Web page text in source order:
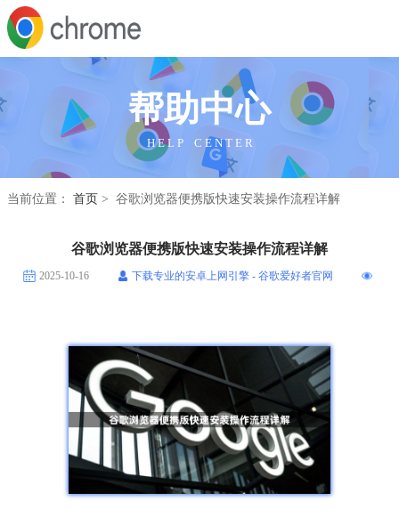
帮助中心
H E L P C E N T E R
当前位置： 首页 > 谷歌浏览器便携版快速安装操作流程详解
谷歌浏览器便携版快速安装操作流程详解
2025-10-16 下载专业的安卓上网引擎 - 谷歌爱好者官网